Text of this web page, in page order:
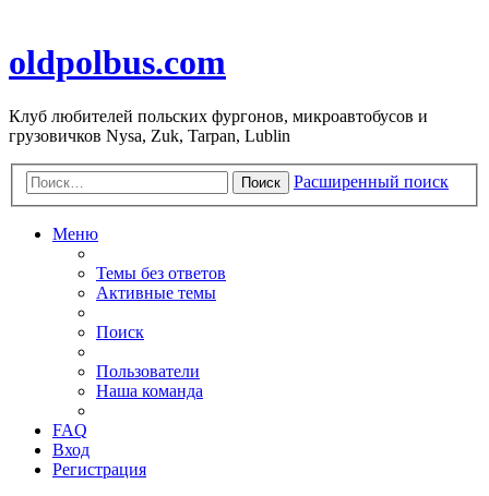
oldpolbus.com
Клуб любителей польских фургонов, микроавтобусов и
грузовичков Nysa, Zuk, Tarpan, Lublin
Поиск Расширенный поиск
Меню
Темы без ответов
Активные темы
Поиск
Пользователи
Наша команда
FAQ
Вход
Регистрация